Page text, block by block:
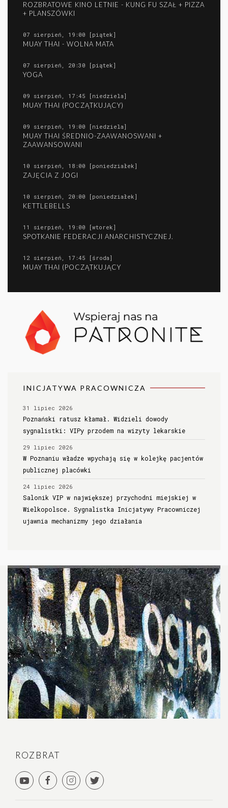
ROZBRATOWE KINO LETNIE - KUNG FU SZAŁ + PIZZA
+ PLANSZÓWKI
07 sierpień, 19:00 [piątek]
MUAY THAI - WOLNA MATA
07 sierpień, 20:30 [piątek]
YOGA
09 sierpień, 17:45 [niedziela]
MUAY THAI (POCZĄTKUJĄCY)
09 sierpień, 19:00 [niedziela]
MUAY THAI ŚREDNIO-ZAAWANOSWANI +
ZAAWANSOWANI
10 sierpień, 18:00 [poniedziałek]
ZAJĘCIA Z JOGI
10 sierpień, 20:00 [poniedziałek]
KETTLEBELLS
11 sierpień, 19:00 [wtorek]
SPOTKANIE FEDERACJI ANARCHISTYCZNEJ.
12 sierpień, 17:45 [środa]
MUAY THAI (POCZĄTKUJĄCY
INICJATYWA PRACOWNICZA
31 lipiec 2026
Poznański ratusz kłamał. Widzieli dowody
sygnalistki: VIPy przodem na wizyty lekarskie
29 lipiec 2026
W Poznaniu władze wpychają się w kolejkę pacjentów
publicznej placówki
24 lipiec 2026
Salonik VIP w największej przychodni miejskiej w
Wielkopolsce. Sygnalistka Inicjatywy Pracowniczej
ujawnia mechanizmy jego działania
ROZBRAT